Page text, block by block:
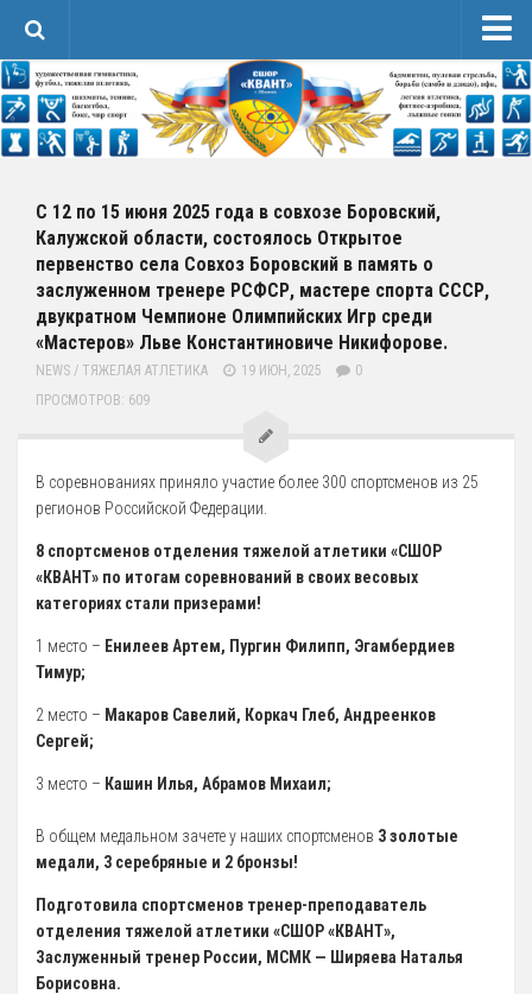
Новости
Сведения об образовательной организации
Карточка Основных Сведений
Контакты
2 Структура и органы управления организацией
3 Образование
4 Образовательные стандарты и требования
Спортивная Подготовка
Соревнования
Календарь
Положения и протоколы
5 Руководство. Педагогический (научно-педагогический) состав
Тренерский состав
6 Материально-техническое обеспечение и оснащенность
Организация питания в Образовательной организации
9 Вакантные места для приема (перевода) обучающихся
10 Стипендии и меры поддержки обучающихся
С 12 по 15 июня 2025 года в совхозе Боровский,
Калужской области, состоялось Открытое
первенство села Совхоз Боровский в память о
заслуженном тренере РСФСР, мастере спорта СССР,
двукратном Чемпионе Олимпийских Игр среди
«Мастеров» Льве Константиновиче Никифорове.
NEWS / ТЯЖЕЛАЯ АТЛЕТИКА 19 ИЮН, 2025
0
ПРОСМОТРОВ: 609
В соревнованиях приняло участие более 300 спортсменов из 25
регионов Российской Федерации.
8 спортсменов отделения тяжелой атлетики «СШОР
«КВАНТ» по итогам соревнований в своих весовых
категориях стали призерами!
1 место – Енилеев Артем, Пургин Филипп, Эгамбердиев
Тимур;
2 место – Макаров Савелий, Коркач Глеб, Андреенков
Сергей;
3 место – Кашин Илья, Абрамов Михаил;
В общем медальном зачете у наших спортсменов 3 золотые
медали, 3 серебряные и 2 бронзы!
Подготовила спортсменов тренер-преподаватель
отделения тяжелой атлетики «СШОР «КВАНТ»,
Заслуженный тренер России, МСМК — Ширяева Наталья
Борисовна.